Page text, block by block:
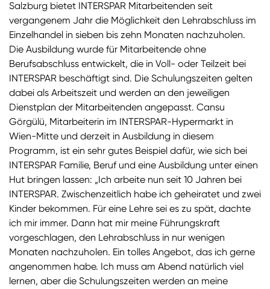
Salzburg bietet INTERSPAR Mitarbeitenden seit
vergangenem Jahr die Möglichkeit den Lehrabschluss im
Einzelhandel in sieben bis zehn Monaten nachzuholen.
Die Ausbildung wurde für Mitarbeitende ohne
Berufsabschluss entwickelt, die in Voll- oder Teilzeit bei
INTERSPAR beschäftigt sind. Die Schulungszeiten gelten
dabei als Arbeitszeit und werden an den jeweiligen
Dienstplan der Mitarbeitenden angepasst. Cansu
Görgülü, Mitarbeiterin im INTERSPAR-Hypermarkt in
Wien-Mitte und derzeit in Ausbildung in diesem
Programm, ist ein sehr gutes Beispiel dafür, wie sich bei
INTERSPAR Familie, Beruf und eine Ausbildung unter einen
Hut bringen lassen: „Ich arbeite nun seit 10 Jahren bei
INTERSPAR. Zwischenzeitlich habe ich geheiratet und zwei
Kinder bekommen. Für eine Lehre sei es zu spät, dachte
ich mir immer. Dann hat mir meine Führungskraft
vorgeschlagen, den Lehrabschluss in nur wenigen
Monaten nachzuholen. Ein tolles Angebot, das ich gerne
angenommen habe. Ich muss am Abend natürlich viel
lernen, aber die Schulungszeiten werden an meine